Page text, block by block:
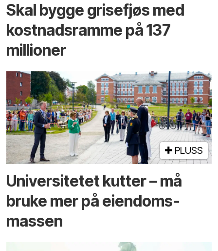
Skal bygge grisefjøs med
kostnadsramme på 137
millioner
PLUSS
Universitetet kutter – må
bruke mer på eiendoms­
massen